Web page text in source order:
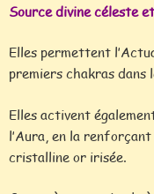
Source divine céleste
Elles permettent
premiers chakras dans
Elles activent
l’Aura, en la
cristalline or irisée.